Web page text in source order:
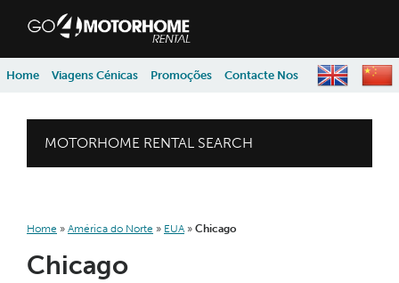
skip to content
skip to navigation
Home Viagens Cénicas Promoções Contacte Nos
MOTORHOME RENTAL SEARCH
Home » América do Norte » EUA » Chicago
Chicago